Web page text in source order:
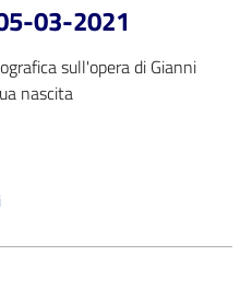
03-2021
sull'opera di Gianni
nascita